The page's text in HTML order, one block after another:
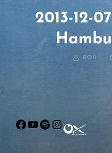
2013-12-
BY ROB
Facebook
YouTube
Spotify
Instagram